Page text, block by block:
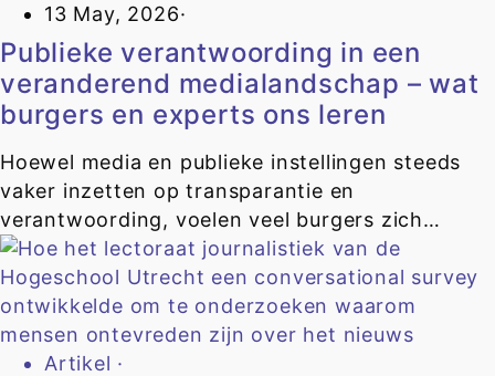
13 May, 2026·
Publieke verantwoording in een
veranderend medialandschap – wat
burgers en experts ons leren
Hoewel media en publieke instellingen steeds
vaker inzetten op transparantie en
verantwoording, voelen veel burgers zich…
Artikel ·